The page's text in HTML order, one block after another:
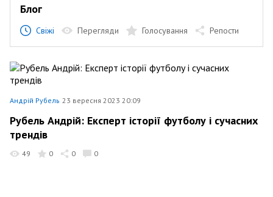
Блог
Свіжі Перегляди Голосування Репости
Андрій Рубель 23 вересня 2023 20:09
Рубель Андрій: Експерт історії футболу і сучасних
трендів
49 0 0 0